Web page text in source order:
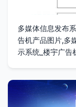
多媒体信息发布
告机产品图片,多
示系统_楼宇广告